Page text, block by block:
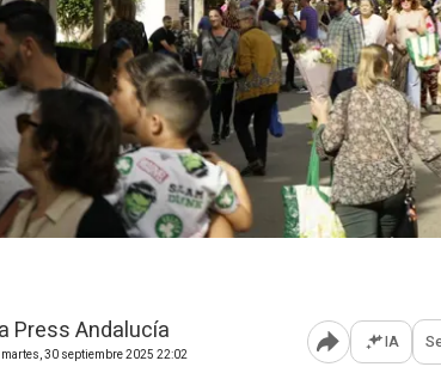
Press Andalucía
30 septiembre 2025 22:02 Abrir IA